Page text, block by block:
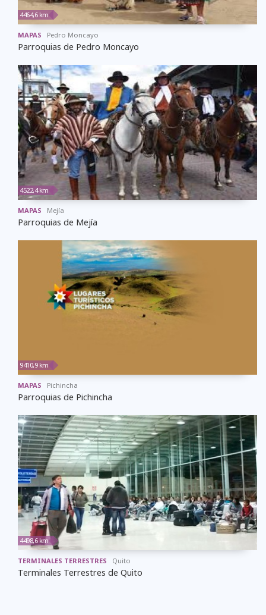
4464,6 km
MAPAS Pedro Moncayo
Parroquias de Pedro Moncayo
4522,4 km
MAPAS Mejí­a
Parroquias de Mejía
9410,9 km
MAPAS Pichincha
Parroquias de Pichincha
4498,6 km
TERMINALES TERRESTRES Quito
Terminales Terrestres de Quito